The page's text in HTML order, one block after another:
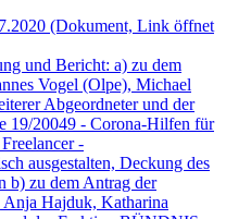
(Dokument, Link öffnet
und Bericht: a) zu dem
Vogel (Olpe), Michael
Abgeordneter und der
19/20049 - Corona-Hilfen für
-
ausgestalten, Deckung des
b) zu dem Antrag der
Hajduk, Katharina